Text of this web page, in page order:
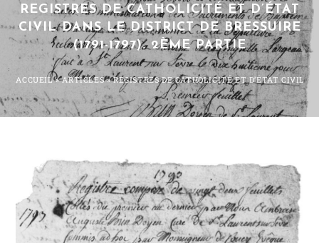
REGISTRES DE CATHOLICITÉ ET D’ÉTAT
CIVIL DANS LE DISTRICT DE BRESSUIRE
(1791-1797). 2ÈME PARTIE
ACCUEIL»ARTICLES»REGISTRES DE CATHOLICITÉ ET D’ÉTAT CIVIL